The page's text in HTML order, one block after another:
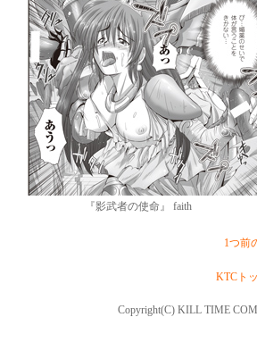
『影武者の使命』 faith
1つ前
KTCト
Copyright(C) KILL TIME